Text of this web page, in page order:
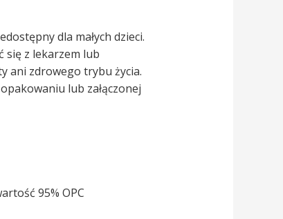
dla małych dzieci.
się z lekarzem lub
ani zdrowego trybu życia.
lub załączonej
95% OPC